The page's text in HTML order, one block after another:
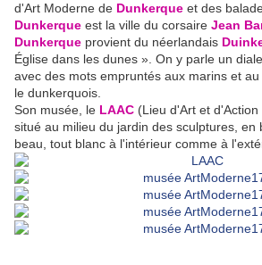
d'Art Moderne de Dunkerque et des
Dunkerque est la ville du corsaire Jean
Dunkerque provient du néerlandais
Église dans les dunes ». On y parle un
avec des mots empruntés aux marins et
le dunkerquois.
Son musée, le LAAC (Lieu d'Art et d'Action
situé au milieu du jardin des sculptures, en
beau, tout blanc à l'intérieur comme à